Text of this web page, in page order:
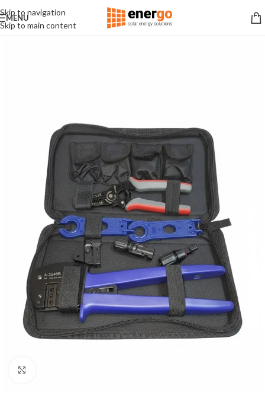
Skip to navigation
Skip to main content
MENU